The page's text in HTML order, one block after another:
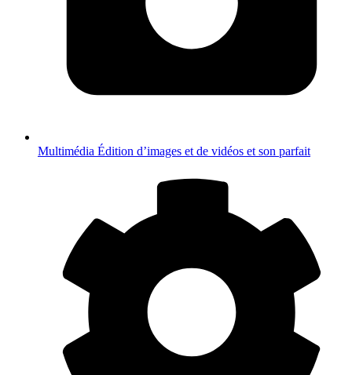
Multimédia Édition d’images et de vidéos et son parfait